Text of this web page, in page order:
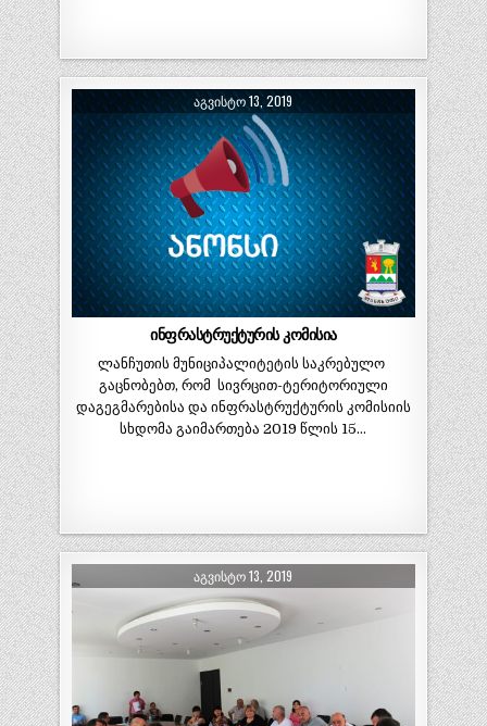
ᲐᲒᲕᲘᲡᲢᲝ 13, 2019
ინფრასტრუქტურის კომისია
ლანჩუთის მუნიციპალიტეტის საკრებულო
გაცნობებთ, რომ სივრცით-ტერიტორიული
დაგეგმარებისა და ინფრასტრუქტურის კომისიის
სხდომა გაიმართება 2019 წლის 15…
ᲐᲒᲕᲘᲡᲢᲝ 13, 2019